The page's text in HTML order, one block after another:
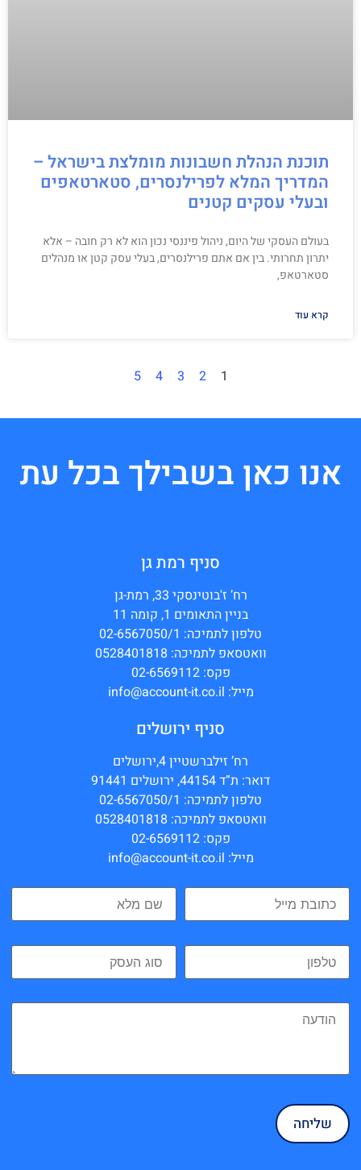
תוכנת הנהלת חשבונות מומלצת בישראל –
המדריך המלא לפרילנסרים, סטארטאפים
ובעלי עסקים קטנים
בעולם העסקי של היום, ניהול פיננסי נכון הוא לא רק חובה – אלא
יתרון תחרותי. בין אם אתם פרילנסרים, בעלי עסק קטן או מנהלים
סטארטאפ,
קרא עוד
1
2
3
4
5
אנו כאן בשבילך בכל עת
סניף רמת גן
רח’ ז'בוטינסקי 33, רמת-גן
בניין התאומים 1, קומה 11
טלפון לתמיכה: 02-6567050/1
וואטסאפ לתמיכה: 0528401818
פקס: 02-6569112
מייל: info@account-it.co.il
סניף ירושלים
רח’ זילברשטיין 4,ירושלים
דואר: ת”ד 44154, ירושלים 91441
טלפון לתמיכה: 02-6567050/1
וואטסאפ לתמיכה: 0528401818
פקס: 02-6569112
מייל: info@account-it.co.il